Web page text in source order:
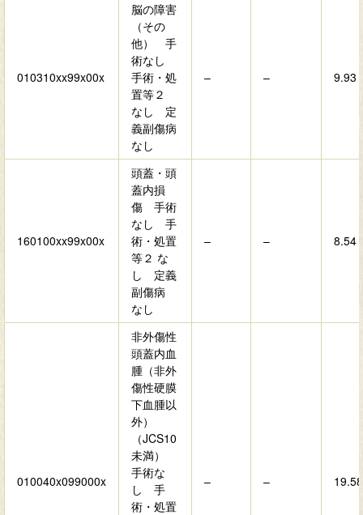
010310xx99x00x
脳の障害
（その
他） 手
術なし
手術・処
置等２
なし 定
義副傷病
なし
– – 9.93
160100xx99x00x
頭蓋・頭
蓋内損
傷 手術
なし 手
術・処置
等２ な
し 定義
副傷病
なし
– – 8.54
010040x099000x
非外傷性
頭蓋内血
腫（非外
傷性硬膜
下血腫以
外）
（JCS10
未満）
手術な
し 手
術・処置
– – 19.58